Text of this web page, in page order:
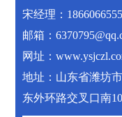
宋经理：
邮箱：
网址：
地址：山东省潍坊
东外环路交叉口南